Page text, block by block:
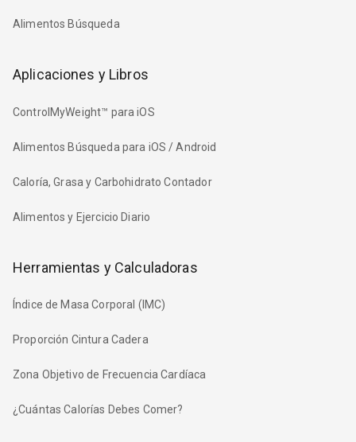
Alimentos Búsqueda
Aplicaciones y Libros
ControlMyWeight™ para iOS
Alimentos Búsqueda para iOS / Android
Caloría, Grasa y Carbohidrato Contador
Alimentos y Ejercicio Diario
Herramientas y Calculadoras
Índice de Masa Corporal (IMC)
Proporción Cintura Cadera
Zona Objetivo de Frecuencia Cardíaca
¿Cuántas Calorías Debes Comer?